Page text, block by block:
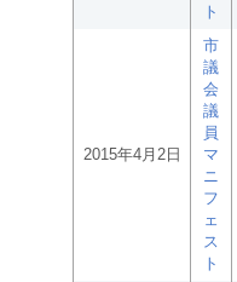
ト
2015年4月2日
市
議
会
議
員
マ
ニ
フ
ェ
ス
ト